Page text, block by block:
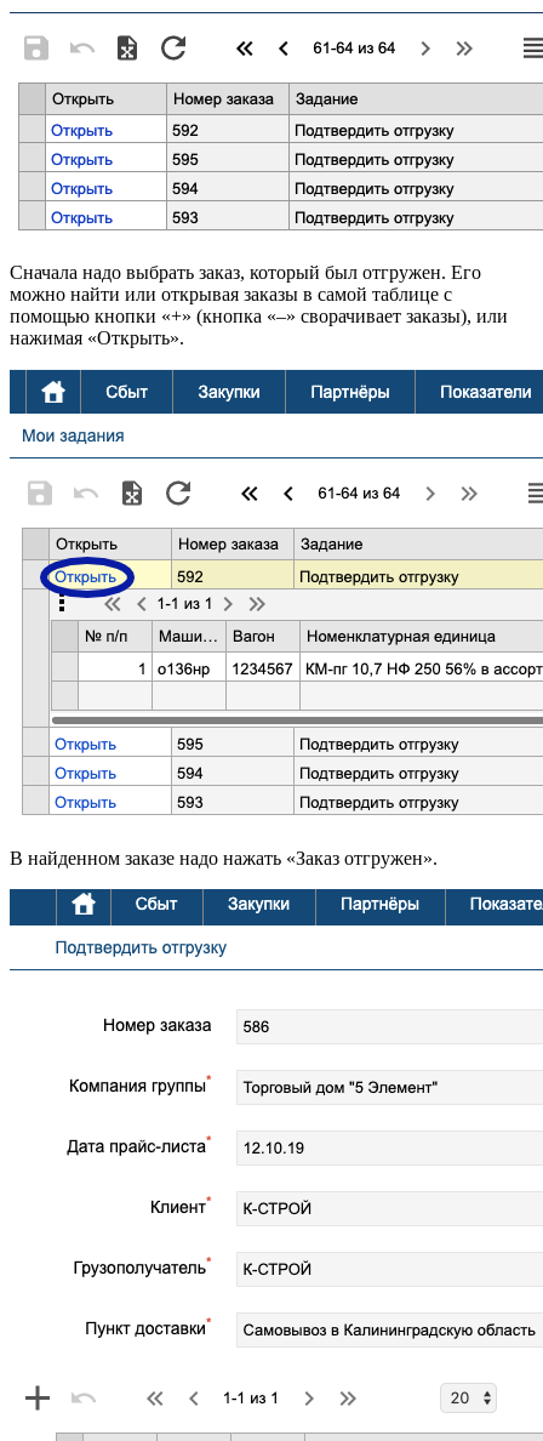
Сначала надо выбрать заказ, который был отгружен. Его
можно найти или открывая заказы в самой таблице с
помощью кнопки «+» (кнопка «–» сворачивает заказы), или
нажимая «Открыть».
В найденном заказе надо нажать «Заказ отгружен».